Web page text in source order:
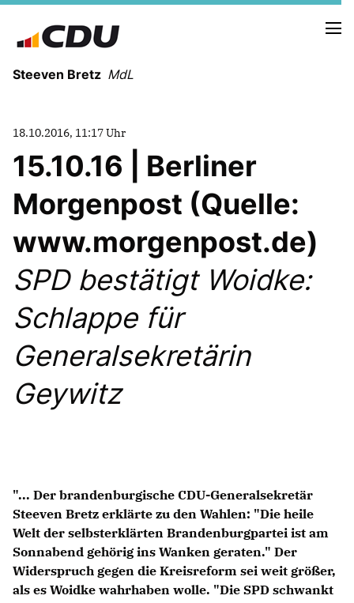
Steeven Bretz MdL
VITA
WAHLKREISBESUCHE
PRESSEFOTOS
MEIN BÜRGERBÜRO
MEIN WAHLKREIS
ZIELE
Redebeiträge
Anträge CDU
CDU Potsdam
18.10.2016, 11:17 Uhr
15.10.16 | Berliner
Morgenpost (Quelle:
www.morgenpost.de)
SPD bestätigt Woidke:
Schlappe für
Generalsekretärin
Geywitz
"... Der brandenburgische CDU-Generalsekretär
Steeven Bretz erklärte zu den Wahlen: "Die heile
Welt der selbsterklärten Brandenburgpartei ist am
Sonnabend gehörig ins Wanken geraten." Der
Widerspruch gegen die Kreisreform sei weit größer,
als es Woidke wahrhaben wolle. "Die SPD schwankt